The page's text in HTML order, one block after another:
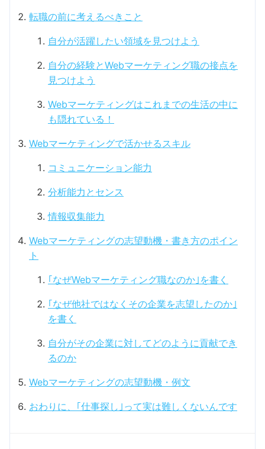
転職の前に考えるべきこと
自分が活躍したい領域を見つけよう
自分の経験とWebマーケティング職の接点を
見つけよう
Webマーケティングはこれまでの生活の中に
も隠れている！
Webマーケティングで活かせるスキル
コミュニケーション能力
分析能力とセンス
情報収集能力
Webマーケティングの志望動機・書き方のポイン
ト
｢なぜWebマーケティング職なのか｣を書く
｢なぜ他社ではなくその企業を志望したのか｣
を書く
自分がその企業に対してどのように貢献でき
るのか
Webマーケティングの志望動機・例文
おわりに、｢仕事探し｣って実は難しくないんです